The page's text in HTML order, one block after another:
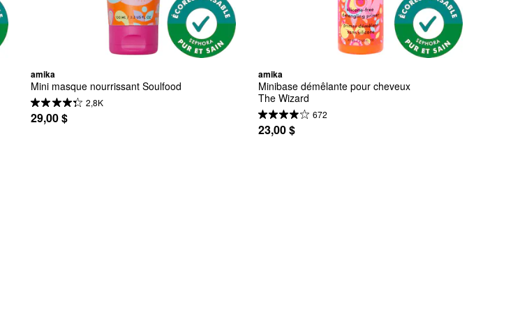
amika
Mini masque nourrissant Soulfood
2,8K
29,00 $
amika
Minibase démêlante pour cheveux
The Wizard
672
23,00 $